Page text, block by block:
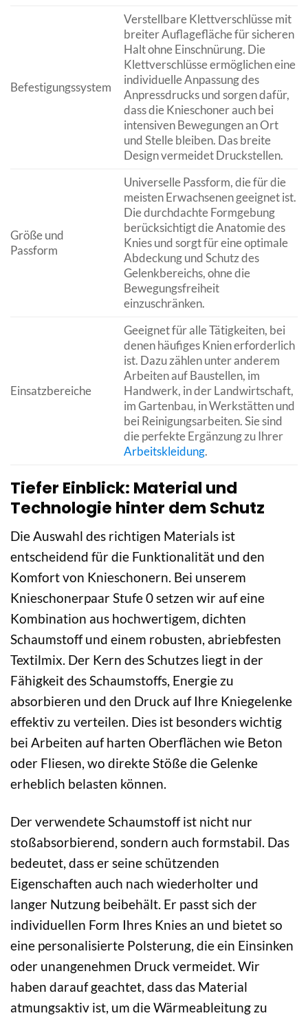
Befestigungssystem
Verstellbare Klettverschlüsse mit
breiter Auflagefläche für sicheren
Halt ohne Einschnürung. Die
Klettverschlüsse ermöglichen eine
individuelle Anpassung des
Anpressdrucks und sorgen dafür,
dass die Knieschoner auch bei
intensiven Bewegungen an Ort
und Stelle bleiben. Das breite
Design vermeidet Druckstellen.
Größe und
Passform
Universelle Passform, die für die
meisten Erwachsenen geeignet ist.
Die durchdachte Formgebung
berücksichtigt die Anatomie des
Knies und sorgt für eine optimale
Abdeckung und Schutz des
Gelenkbereichs, ohne die
Bewegungsfreiheit
einzuschränken.
Einsatzbereiche
Geeignet für alle Tätigkeiten, bei
denen häufiges Knien erforderlich
ist. Dazu zählen unter anderem
Arbeiten auf Baustellen, im
Handwerk, in der Landwirtschaft,
im Gartenbau, in Werkstätten und
bei Reinigungsarbeiten. Sie sind
die perfekte Ergänzung zu Ihrer
Arbeitskleidung.
Tiefer Einblick: Material und
Technologie hinter dem Schutz
Die Auswahl des richtigen Materials ist
entscheidend für die Funktionalität und den
Komfort von Knieschonern. Bei unserem
Knieschonerpaar Stufe 0 setzen wir auf eine
Kombination aus hochwertigem, dichten
Schaumstoff und einem robusten, abriebfesten
Textilmix. Der Kern des Schutzes liegt in der
Fähigkeit des Schaumstoffs, Energie zu
absorbieren und den Druck auf Ihre Kniegelenke
effektiv zu verteilen. Dies ist besonders wichtig
bei Arbeiten auf harten Oberflächen wie Beton
oder Fliesen, wo direkte Stöße die Gelenke
erheblich belasten können.
Der verwendete Schaumstoff ist nicht nur
stoßabsorbierend, sondern auch formstabil. Das
bedeutet, dass er seine schützenden
Eigenschaften auch nach wiederholter und
langer Nutzung beibehält. Er passt sich der
individuellen Form Ihres Knies an und bietet so
eine personalisierte Polsterung, die ein Einsinken
oder unangenehmen Druck vermeidet. Wir
haben darauf geachtet, dass das Material
atmungsaktiv ist, um die Wärmeableitung zu